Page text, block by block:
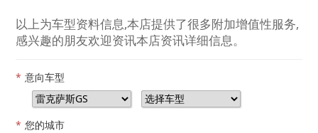
以上为车型资料信息,本店提供了很多附加增值性服务,
感兴趣的朋友欢迎资讯本店资讯详细信息。
* 意向车型
* 您的城市